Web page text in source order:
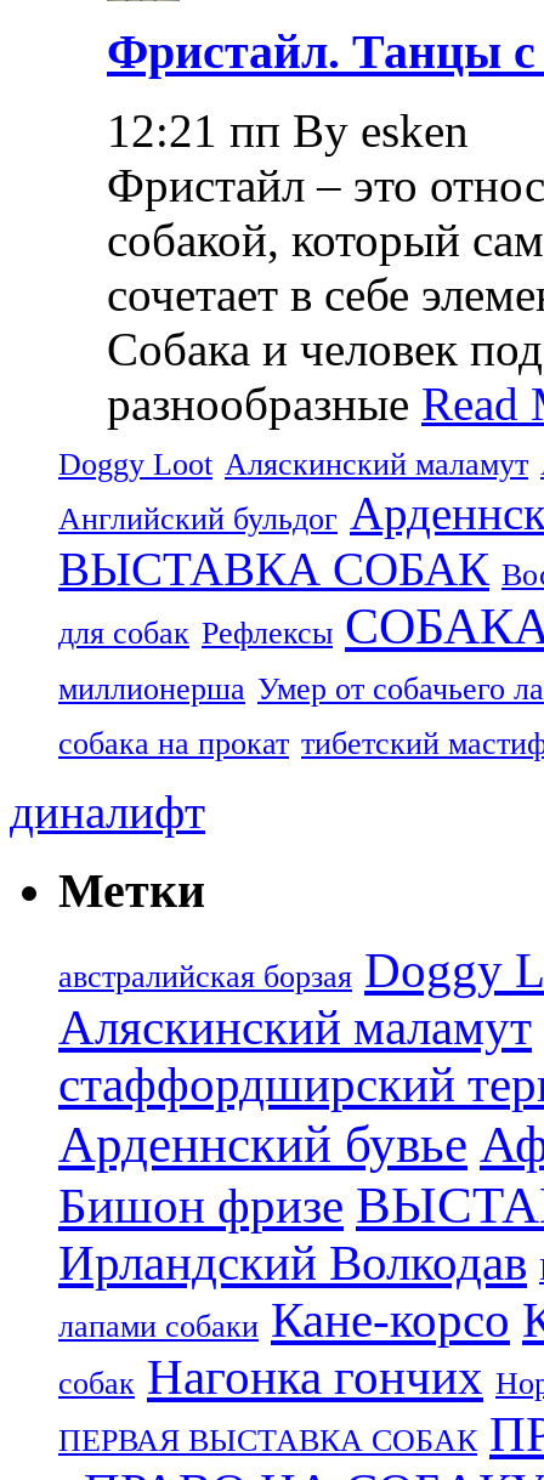
Фристайл. Танцы с
12:21 пп By esken
Фристайл – это
собакой, который
сочетает в себе
Собака и человек
разнообразные Read
Doggy Loot Аляскинский маламут
Английский бульдог
ВЫСТАВКА СОБАК
для собак Рефлексы
миллионерша Умер от собачьего
собака на прокат тибетский
диналифт
Метки
aвстралийская борзая Doggy
Аляскинский маламут
стаффордширский
Арденнский бувье
Бишон фризе
Ирландский Волкодав
лапами собаки Кане-корсо
собак Нагонка гончих
ПЕРВАЯ ВЫСТАВКА СОБАК